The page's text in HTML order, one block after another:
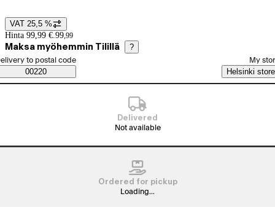
Price details
VAT 25,5 %
Hinta 99,99 €. 99,99
Maksa myöhemmin Tilillä ?
Saatavuustiedot
order method
to postal code
00220
My
Helsinki store
Delivered
Not available
Ordered for pickup
Loading...